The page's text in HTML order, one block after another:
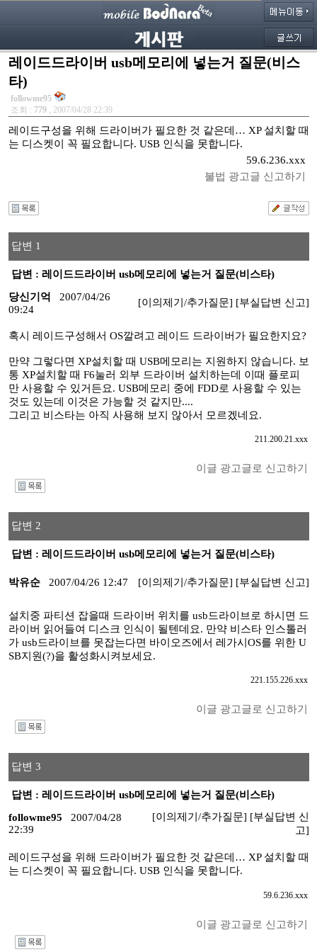
레이드드라이버 usb메모리에 넣는거 질문(비스
타)
followme95
조회 : 779 , 2007/04/28 22:39
레이드구성을 위해 드라이버가 필요한 것 같은데… XP 설치할 때
는 디스켓이 꼭 필요합니다. USB 인식을 못합니다.
59.6.236.xxx
불법 광고글 신고하기
답변 1
답변 : 레이드드라이버 usb메모리에 넣는거 질문(비스타)
당신기억
2007/04/26
09:24
[이의제기/추가질문] [부실답변 신고]
혹시 레이드구성해서 OS깔려고 레이드 드라이버가 필요한지요?
만약 그렇다면 XP설치할 때 USB메모리는 지원하지 않습니다. 보
통 XP설치할 때 F6눌러 외부 드라이버 설치하는데 이때 플로피
만 사용할 수 있거든요. USB메모리 중에 FDD로 사용할 수 있는
것도 있는데 이것은 가능할 것 같지만....
그리고 비스타는 아직 사용해 보지 않아서 모르겠네요.
211.200.21.xxx
이글 광고글로 신고하기
답변 2
답변 : 레이드드라이버 usb메모리에 넣는거 질문(비스타)
박유순 2007/04/26 12:47 [이의제기/추가질문] [부실답변 신고]
설치중 파티션 잡을때 드라이버 위치를 usb드라이브로 하시면 드
라이버 읽어들여 디스크 인식이 될텐데요. 만약 비스타 인스톨러
가 usb드라이브를 못잡는다면 바이오즈에서 레가시OS를 위한 U
SB지원(?)을 활성화시켜보세요.
221.155.226.xxx
이글 광고글로 신고하기
답변 3
답변 : 레이드드라이버 usb메모리에 넣는거 질문(비스타)
followme95
2007/04/28
22:39
[이의제기/추가질문] [부실답변 신
고]
레이드구성을 위해 드라이버가 필요한 것 같은데… XP 설치할 때
는 디스켓이 꼭 필요합니다. USB 인식을 못합니다.
59.6.236.xxx
이글 광고글로 신고하기